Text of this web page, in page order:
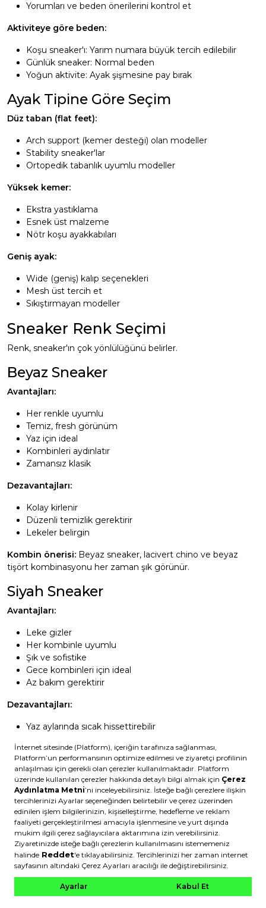
Yorumları ve beden önerilerini kontrol et
Aktiviteye göre beden:
Koşu sneaker'ı: Yarım numara büyük tercih edilebilir
Günlük sneaker: Normal beden
Yoğun aktivite: Ayak şişmesine pay bırak
Ayak Tipine Göre Seçim
Düz taban (flat feet):
Arch support (kemer desteği) olan modeller
Stability sneaker'lar
Ortopedik tabanlık uyumlu modeller
Yüksek kemer:
Ekstra yastıklama
Esnek üst malzeme
Nötr koşu ayakkabıları
Geniş ayak:
Wide (geniş) kalıp seçenekleri
Mesh üst tercih et
Sıkıştırmayan modeller
Sneaker Renk Seçimi
Renk, sneaker'ın çok yönlülüğünü belirler.
Beyaz Sneaker
Avantajları:
Her renkle uyumlu
Temiz, fresh görünüm
Yaz için ideal
Kombinleri aydınlatır
Zamansız klasik
Dezavantajları:
Kolay kirlenir
Düzenli temizlik gerektirir
Lekeler belirgin
Kombin önerisi: Beyaz sneaker, lacivert chino ve beyaz
tişört kombinasyonu her zaman şık görünür.
Siyah Sneaker
Avantajları:
Leke gizler
Her kombinle uyumlu
Şık ve sofistike
Gece kombinleri için ideal
Az bakım gerektirir
Dezavantajları:
Yaz aylarında sıcak hissettirebilir
Kombin önerisi:Siyah sneaker, siyah jean ve gri tişört
minimal ve şık bir görünüm sunar.
Nötr Tonlar
Gri:
Çok yönlü
Leke gizler
Modern görünüm
Her mevsim uygun
Lacivert: